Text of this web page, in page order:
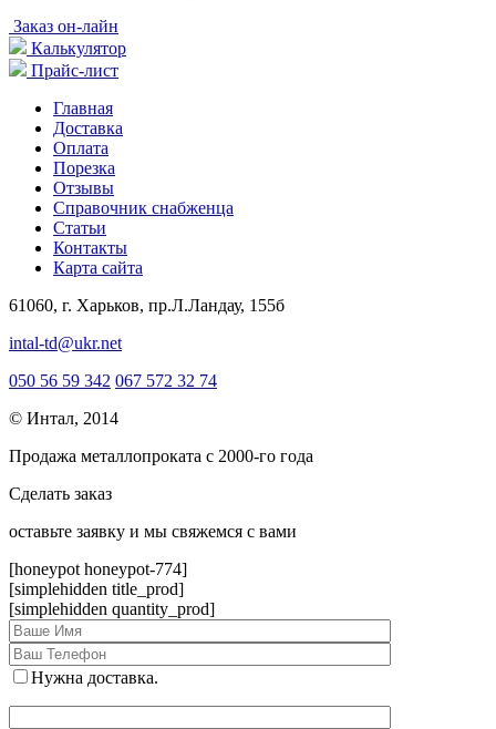
Заказ он-лайн
Калькулятор
Прайс-лист
Главная
Доставка
Оплата
Порезка
Отзывы
Справочник снабженца
Статьи
Контакты
Карта сайта
61060, г. Харьков, пр.Л.Ландау, 155б
intal-td@ukr.net
050 56 59 342 067 572 32 74
© Интал, 2014
Продажа металлопроката с 2000-го года
Сделать заказ
оcтавьте заявку и мы свяжемся с вами
[honeypot honeypot-774]
[simplehidden title_prod]
[simplehidden quantity_prod]
Нужна доставка.